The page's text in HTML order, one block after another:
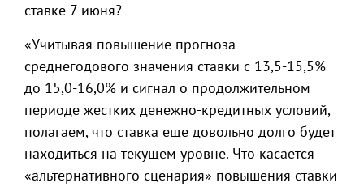
ставке 7 июня?
«Учитывая повышение прогноза
среднегодового значения ставки с 13,5-15,5%
до 15,0-16,0% и сигнал о продолжительном
периоде жестких денежно-кредитных условий,
полагаем, что ставка еще довольно долго будет
находиться на текущем уровне. Что касается
«альтернативного сценария» повышения ставки